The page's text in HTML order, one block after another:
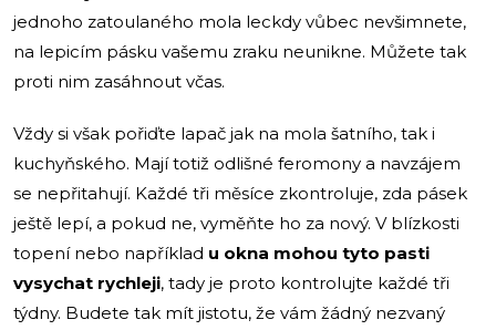
jednoho zatoulaného mola leckdy vůbec nevšimnete,
na lepicím pásku vašemu zraku neunikne. Můžete tak
proti nim zasáhnout včas.
Vždy si však pořiďte lapač jak na mola šatního, tak i
kuchyňského. Mají totiž odlišné feromony a navzájem
se nepřitahují. Každé tři měsíce zkontroluje, zda pásek
ještě lepí, a pokud ne, vyměňte ho za nový. V blízkosti
topení nebo například u okna mohou tyto pasti
vysychat rychleji, tady je proto kontrolujte každé tři
týdny. Budete tak mít jistotu, že vám žádný nezvaný